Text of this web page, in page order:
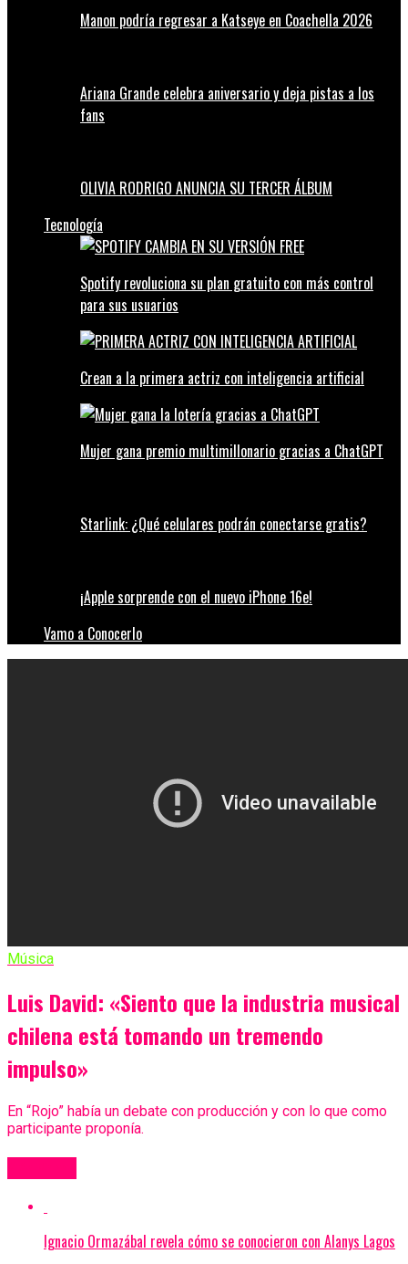
Manon podría regresar a Katseye en Coachella 2026
Ariana Grande celebra aniversario y deja pistas a los
fans
OLIVIA RODRIGO ANUNCIA SU TERCER ÁLBUM
Tecnología
Spotify revoluciona su plan gratuito con más control
para sus usuarios
Crean a la primera actriz con inteligencia artificial
Mujer gana premio multimillonario gracias a ChatGPT
Starlink: ¿Qué celulares podrán conectarse gratis?
¡Apple sorprende con el nuevo iPhone 16e!
Vamo a Conocerlo
Música
Luis David: «Siento que la industria musical
chilena está tomando un tremendo
impulso»
En “Rojo” había un debate con producción y con lo que como
participante proponía.
Ignacio Ormazábal revela cómo se conocieron con Alanys Lagos